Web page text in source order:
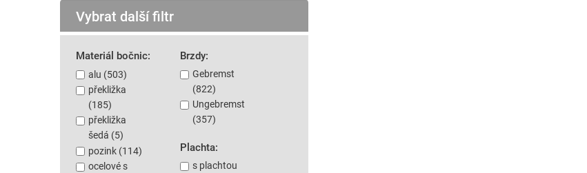
Vybrat další filtr
Materiál bočnic:
alu (503)
překližka
(185)
překližka
šedá (5)
pozink (114)
ocelové s
Brzdy:
Gebremst
(822)
Ungebremst
(357)
Plachta:
s plachtou